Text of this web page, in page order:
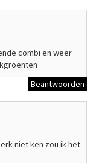
combi en weer
Beantwoorden
niet ken zou ik het